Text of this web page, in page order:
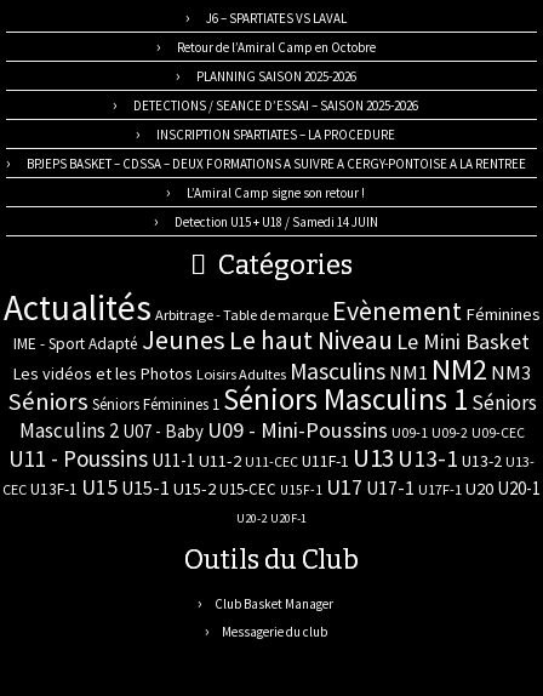
J6 – SPARTIATES VS LAVAL
Retour de l’Amiral Camp en Octobre
PLANNING SAISON 2025-2026
DETECTIONS / SEANCE D’ESSAI – SAISON 2025-2026
INSCRIPTION SPARTIATES – LA PROCEDURE
BPJEPS BASKET – CDSSA – DEUX FORMATIONS A SUIVRE A CERGY-PONTOISE A LA RENTREE
L’Amiral Camp signe son retour !
Detection U15 + U18 / Samedi 14 JUIN
Catégories
Actualités Arbitrage - Table de marque Evènement Féminines
IME - Sport Adapté Jeunes Le haut Niveau Le Mini Basket
Les vidéos et les Photos Loisirs Adultes Masculins NM1 NM2 NM3
Séniors Séniors Féminines 1 Séniors Masculins 1 Séniors
Masculins 2 U07 - Baby U09 - Mini-Poussins U09-1 U09-2 U09-CEC
U11 - Poussins U11-1 U11-2 U11-CEC U11F-1 U13 U13-1 U13-2 U13-
CEC U13F-1 U15 U15-1 U15-2U15-CEC U15F-1 U17 U17-1 U17F-1 U20 U20-1
U20-2 U20F-1
Outils du Club
Club Basket Manager
Messagerie du club